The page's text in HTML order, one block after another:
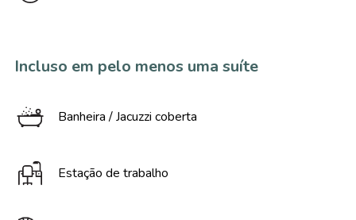
Incluso em pelo menos uma suíte
Banheira / Jacuzzi coberta
Estação de trabalho